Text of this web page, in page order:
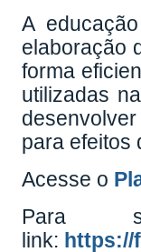
A
elaboração
forma
utilizadas
para efeitos
Acesse o
Para
link: https://